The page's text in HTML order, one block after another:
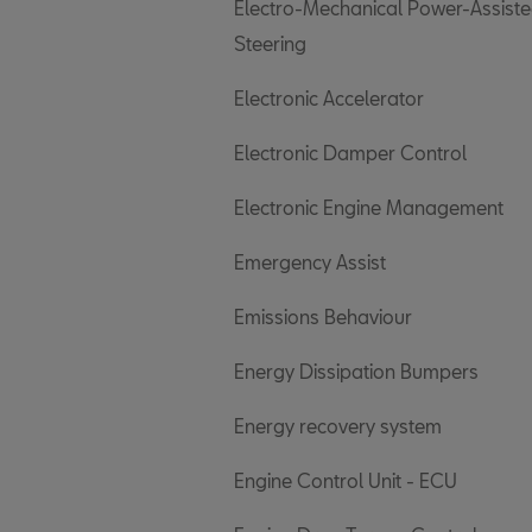
Electro-Mechanical Power-
Steering
Electronic Accelerator
Electronic Damper Control
Electronic Engine Management
Emergency Assist
Emissions Behaviour
Energy Dissipation Bumpers
Energy recovery system
Engine Control Unit - ECU